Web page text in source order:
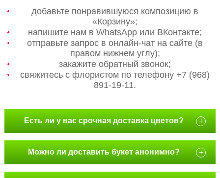
добавьте понравившуюся композицию в
«Корзину»;
напишите нам в WhatsApp или ВКонтакте;
отправьте запрос в онлайн-чат на сайте (в
правом нижнем углу);
закажите обратный звонок;
свяжитесь с флористом по телефону +7 (968)
891-19-11.
Есть ли у вас срочная доставка цветов? +
Можно ли доставить букет анонимно? +